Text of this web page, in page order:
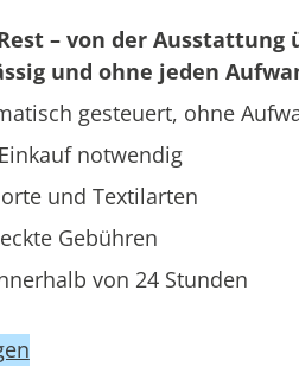
– von der Ausstattung
und ohne jeden
gesteuert, ohne
notwendig
und Textilarten
Gebühren
von 24 Stunden